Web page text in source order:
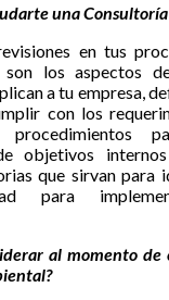
una
en tus
son los aspectos
a tu empresa,
con los
procedimientos
objetivos
que sirvan para
para
al momento